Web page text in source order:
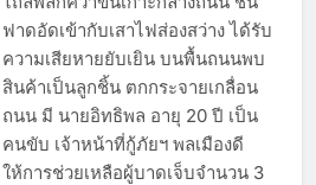
ฟาดอัดเข้ากับเสาไฟส่องสว่าง ได้รับ
ความเสียหายยับเยิน บนพื้นถนนพบ
สินค้าเป็นลูกชิ้น ตกกระจายเกลื่อน
ถนน มี นายอิทธิพล อายุ 20 ปี เป็น
คนขับ เจ้าหน้าที่กู้ภัยฯ พลเมืองดี
ให้การช่วยเหลือผู้บาดเจ็บจำนวน 3